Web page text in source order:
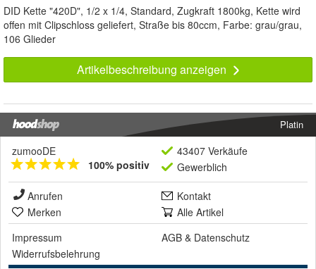
DID Kette "420D", 1/2 x 1/4, Standard, Zugkraft 1800kg, Kette wird
offen mit Clipschloss geliefert, Straße bis 80ccm, Farbe: grau/grau,
106 Glieder
Artikelbeschreibung anzeigen
Platin
zumooDE
100% positiv
43407 Verkäufe
Gewerblich
Anrufen
Kontakt
Merken
Alle Artikel
Impressum
AGB & Datenschutz
Widerrufsbelehrung